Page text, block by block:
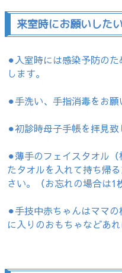
来室時にお願いした
⚫︎入室時には感染予防の
します。
⚫︎手洗い、手指消毒をお願
⚫︎初診時母子手帳を拝見
⚫︎薄手のフェイスタオル
たタオルを入れて持ち帰
さい。（お忘れの場合は1
⚫︎手技中赤ちゃんはママ
に入りのおもちゃなどあ